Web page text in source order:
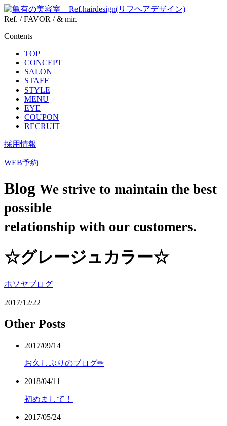
Ref. / FAVOR / & mir.
Contents
TOP
CONCEPT
SALON
STAFF
STYLE
MENU
EYE
COUPON
RECRUIT
採用情報
WEB予約
Blog We strive to maintain the best
possible
relationship with our customers.
☆グレージュカラー☆
ホソヤブログ
2017/12/22
Other Posts
2017/09/14
お久しぶりのブログ✏︎
2018/04/11
初めまして！
2017/05/24